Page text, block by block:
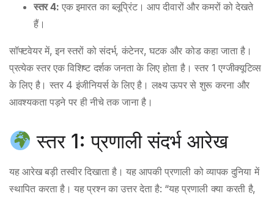
स्तर 4: एक इमारत का ब्लूप्रिंट। आप दीवारों और कमरों को देखते
हैं।
सॉफ्टवेयर में, इन स्तरों को संदर्भ, कंटेनर, घटक और कोड कहा जाता है।
प्रत्येक स्तर एक विशिष्ट दर्शक जनता के लिए होता है। स्तर 1 एग्जीक्यूटिव्स
के लिए है। स्तर 4 इंजीनियर्स के लिए है। लक्ष्य ऊपर से शुरू करना और
आवश्यकता पड़ने पर ही नीचे तक जाना है।
स्तर 1: प्रणाली संदर्भ आरेख
यह आरेख बड़ी तस्वीर दिखाता है। यह आपकी प्रणाली को व्यापक दुनिया में
स्थापित करता है। यह प्रश्न का उत्तर देता है: “यह प्रणाली क्या करती है,